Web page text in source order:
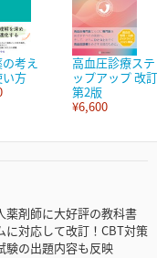
考え
方
高血圧診療ステ
ップアップ 改訂
第2版
¥6,600
薬剤師に大好評の教科書
に対応して改訂！CBT対策
験の出題内容も反映